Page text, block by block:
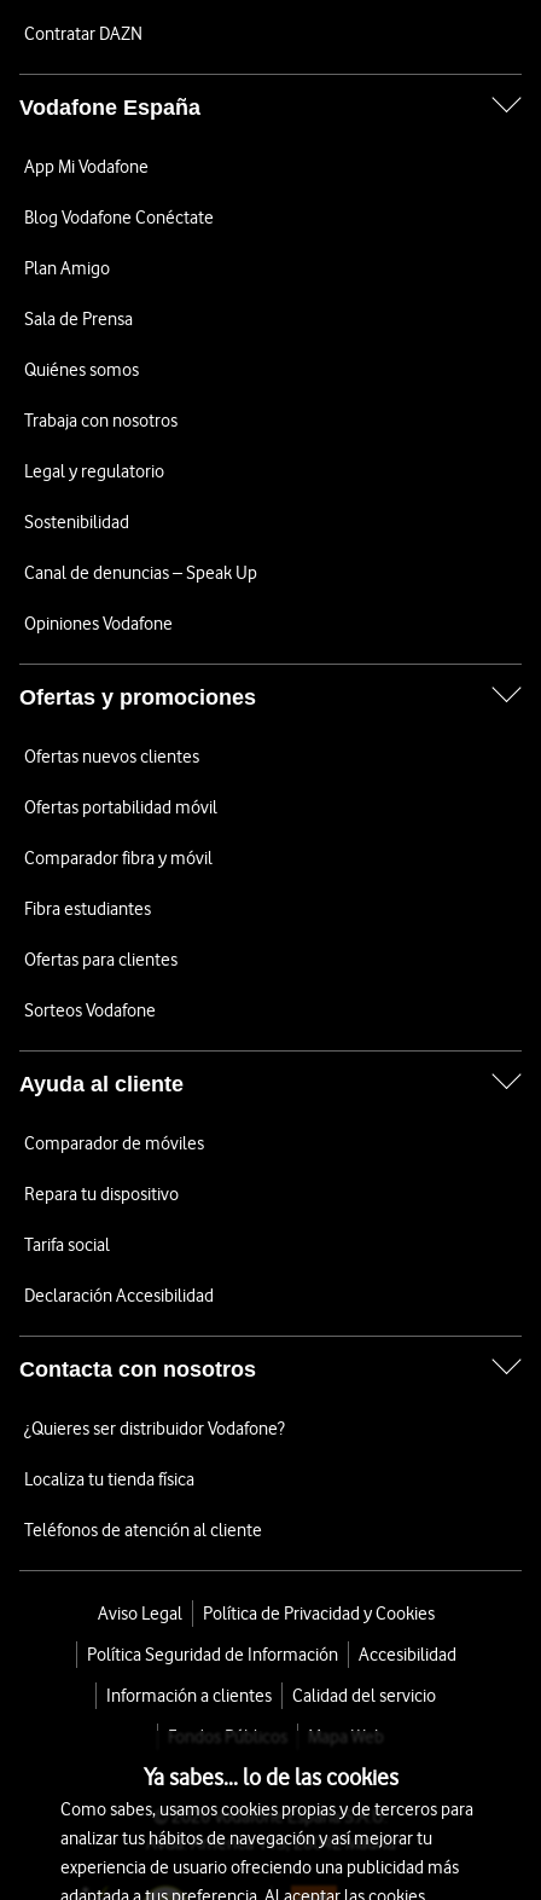
Contratar DAZN
Vodafone España
App Mi Vodafone
Blog Vodafone Conéctate
Plan Amigo
Sala de Prensa
Quiénes somos
Trabaja con nosotros
Legal y regulatorio
Sostenibilidad
Canal de denuncias – Speak Up
Opiniones Vodafone
Ofertas y promociones
Ofertas nuevos clientes
Ofertas portabilidad móvil
Comparador fibra y móvil
Fibra estudiantes
Ofertas para clientes
Sorteos Vodafone
Ayuda al cliente
Comparador de móviles
Repara tu dispositivo
Tarifa social
Declaración Accesibilidad
Contacta con nosotros
¿Quieres ser distribuidor Vodafone?
Localiza tu tienda física
Teléfonos de atención al cliente
Aviso Legal
Política de Privacidad y Cookies
Política Seguridad de Información
Accesibilidad
Información a clientes
Calidad del servicio
Fondos Públicos
Mapa Web
© 2026 Vodafone España S.A.U.
Avda. América 115, 28042 Madrid
Ya sabes... lo de las cookies
Como sabes, usamos cookies propias y de terceros para
analizar tus hábitos de navegación y así mejorar tu
experiencia de usuario ofreciendo una publicidad más